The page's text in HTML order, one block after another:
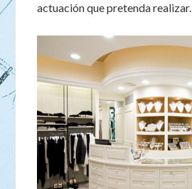
actuación que pretenda realizar.